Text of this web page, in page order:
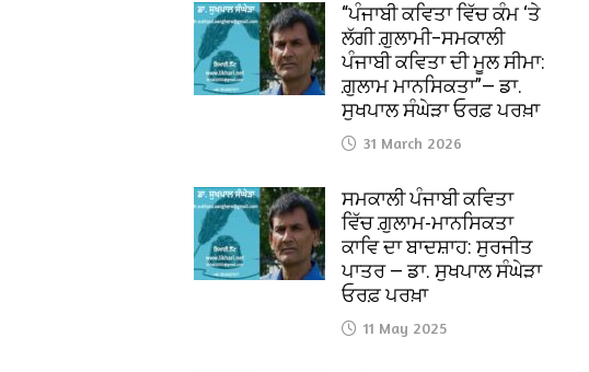
“ਪੰਜਾਬੀ ਕਵਿਤਾ ਵਿੱਚ ਕੰਮ ‘ਤੇ
ਲੱਗੀ ਗ਼ੁਲਾਮੀ–ਸਮਕਾਲੀ
ਪੰਜਾਬੀ ਕਵਿਤਾ ਦੀ ਮੂਲ ਸੀਮਾ:
ਗ਼ੁਲਾਮ ਮਾਨਸਿਕਤਾ”— ਡਾ.
ਸੁਖਪਾਲ ਸੰਘੇੜਾ ਓਰਫ਼ ਪਰਖ਼ਾ
31 March 2026
ਸਮਕਾਲੀ ਪੰਜਾਬੀ ਕਵਿਤਾ
ਵਿੱਚ ਗ਼ੁਲਾਮ-ਮਾਨਸਿਕਤਾ
ਕਾਵਿ ਦਾ ਬਾਦਸ਼ਾਹ: ਸੁਰਜੀਤ
ਪਾਤਰ — ਡਾ. ਸੁਖਪਾਲ ਸੰਘੇੜਾ
ਓਰਫ਼ ਪਰਖ਼ਾ
11 May 2025